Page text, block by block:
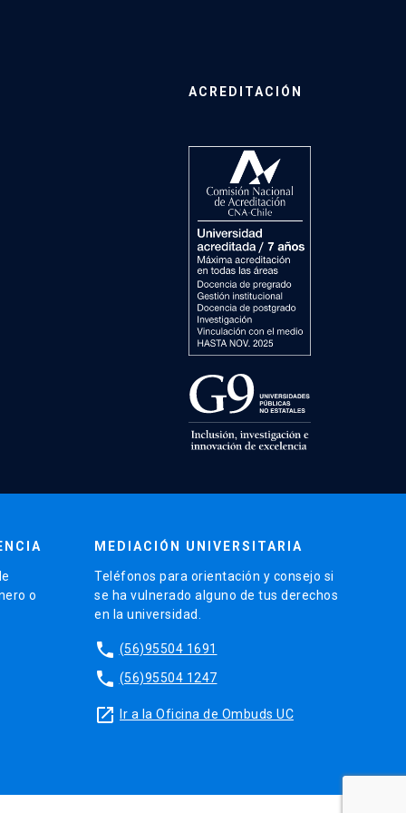
ACREDITACIÓN
o
MEDIACIÓN UNIVERSITARIA
Teléfonos para orientación y consejo si
se ha vulnerado alguno de tus derechos
en la universidad.
phone (56)95504 1691
phone (56)95504 1247
launch Ir a la Oficina de Ombuds UC